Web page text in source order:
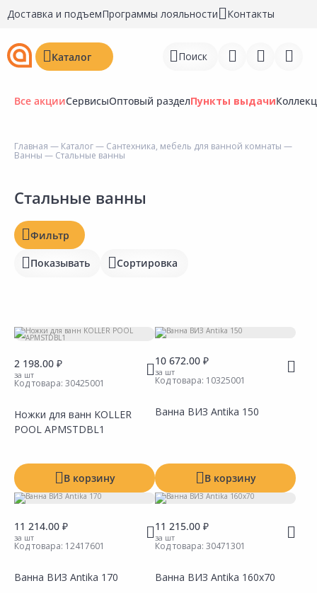
Доставка и подъемПрограммы лояльности Контакты
Каталог Поиск
Регистрация
Все акцииСервисыОптовый разделПункты выдачи
Главная — Каталог— Сантехника, мебель для ванной комнаты —
Ванны — Стальные ванны
Стальные ванны
Цена, ₽
Наличие на складах
Статус
Отзывы
Ширина
Длина
Производитель
Тип
Фильтр
Показывать Сортировка
2 198.00 ₽
за шт
Код товара: 30425001
Ножки для ванн KOLLER
POOL APMSTDBL1
В корзину
10 672.00 ₽
за шт
Код товара: 10325001
Ванна ВИЗ Antika 150
В корзину
11 214.00 ₽
за шт
Код товара: 12417601
Ванна ВИЗ Antika 170
11 215.00 ₽
за шт
Код товара: 30471301
Ванна ВИЗ Аntika 160х70